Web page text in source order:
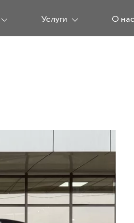
Услуги О нас